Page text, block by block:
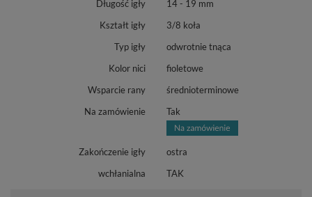
Długość igły
14 - 19 mm
Kształt igły
3/8 koła
Typ igły
odwrotnie tnąca
Kolor nici
fioletowe
Wsparcie rany
średnioterminowe
Na zamówienie
Tak
Zakończenie igły
ostra
wchłanialna
TAK